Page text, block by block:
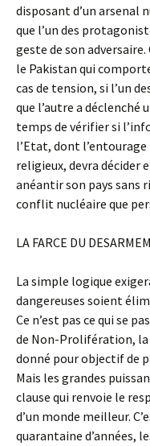
disposant d’un arsenal
que l’un des
geste de son
le Pakistan qui
cas de tension, si l’un
que l’autre a déclenché
temps de vérifier si
l’Etat, dont
religieux, devra décider
anéantir son pays sans
conflit nucléaire que
LA FARCE DU
La simple logique
dangereuses soient
Ce n’est pas ce qui se
de Non-Prolifération,
donné pour objectif de
Mais les grandes
clause qui renvoie le
d’un monde meilleur.
quarantaine d’années,